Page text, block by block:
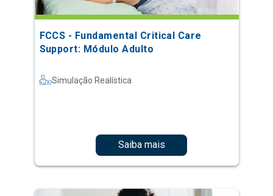
FCCS - Fundamental Critical Care
Support: Módulo Adulto
Simulação Realística
Saiba mais